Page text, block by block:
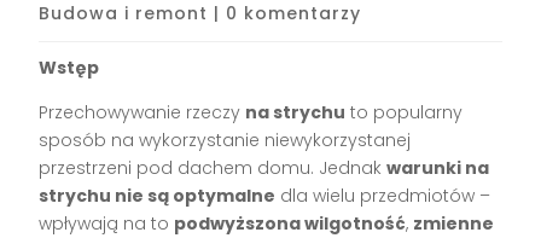
Budowa i remont | 0 komentarzy
Wstęp
Przechowywanie rzeczy na strychu to popularny
sposób na wykorzystanie niewykorzystanej
przestrzeni pod dachem domu. Jednakwarunki na
strychu nie są optymalne dla wielu przedmiotów –
wpływają na to podwyższona wilgotność, zmienne